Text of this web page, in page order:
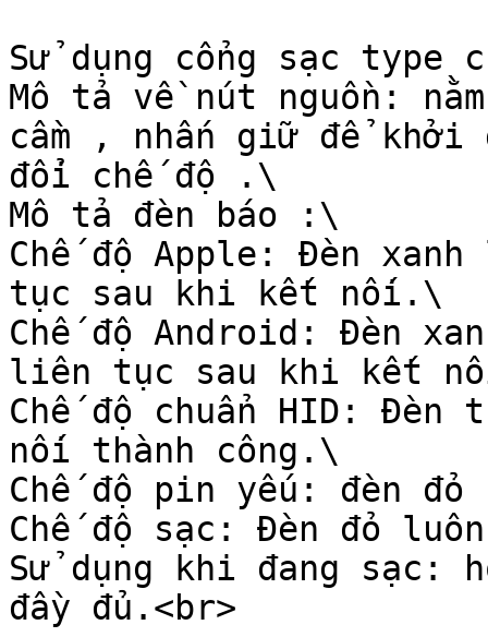
Sử dụng cổng sạc
Mô tả về nút nguồn:
cầm , nhấn giữ để khởi
đổi chế độ .\
Mô tả đèn báo :\
Chế độ Apple: Đèn
tục sau khi kết nối.\
Chế độ Android: Đèn
liên tục sau khi kết
Chế độ chuẩn HID:
nối thành công.\
Chế độ pin yếu: đèn đỏ
Chế độ sạc: Đèn đỏ
Sử dụng khi đang sạc:
đầy đủ.<br>